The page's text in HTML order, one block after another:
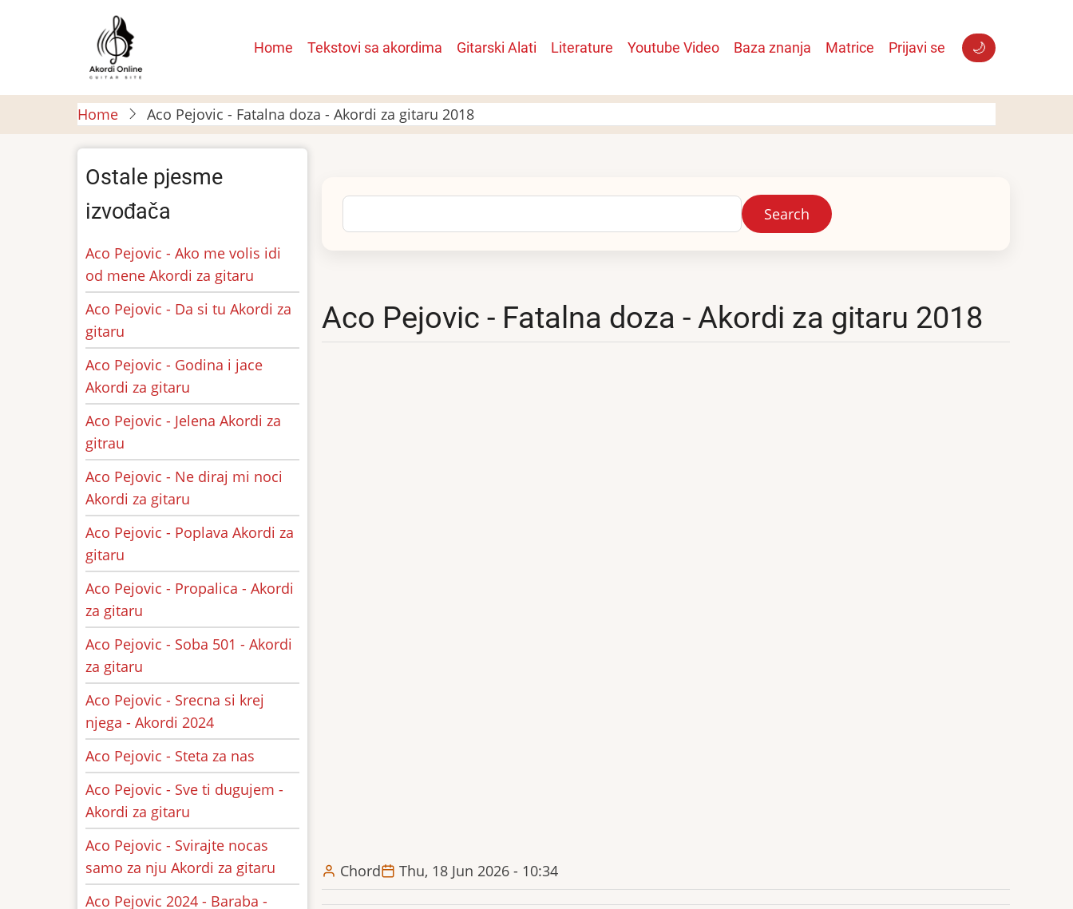
Main
Home Tekstovi sa akordima Gitarski Alati Literature Youtube Video Baza znanja Matrice Prijavi se 🌙
Home Aco Pejovic - Fatalna doza - Akordi za gitaru 2018
Aco Pejovic - Fatalna doza - Akordi za gitaru 2018
Chord Thu, 18 Jun 2026 - 10:34
Ostale pjesme
izvođača
Aco Pejovic - Ako me volis idi
od mene Akordi za gitaru
Aco Pejovic - Da si tu Akordi za
gitaru
Aco Pejovic - Godina i jace
Akordi za gitaru
Aco Pejovic - Jelena Akordi za
gitrau
Aco Pejovic - Ne diraj mi noci
Akordi za gitaru
Aco Pejovic - Poplava Akordi za
gitaru
Aco Pejovic - Propalica - Akordi
za gitaru
Aco Pejovic - Soba 501 - Akordi
za gitaru
Aco Pejovic - Srecna si krej
njega - Akordi 2024
Aco Pejovic - Steta za nas
Aco Pejovic - Sve ti dugujem -
Akordi za gitaru
Aco Pejovic - Svirajte nocas
samo za nju Akordi za gitaru
Aco Pejovic 2024 - Baraba -